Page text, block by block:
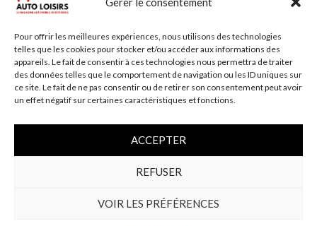
Pour offrir les meilleures expériences, nous utilisons des technologies
telles que les cookies pour stocker et/ou accéder aux informations des
appareils. Le fait de consentir à ces technologies nous permettra de traiter
des données telles que le comportement de navigation ou les ID uniques sur
ce site. Le fait de ne pas consentir ou de retirer son consentement peut avoir
un effet négatif sur certaines caractéristiques et fonctions.
ACCEPTER
REFUSER
VOIR LES PRÉFÉRENCES
Accident Tragique au Port des Flamands à
Cherbourg-en-Cotentin
Accident Tragique dans l'Aisne : Un Homme Meurt
Après des Tonneaux
Accident à Saint-Brieuc de Mauron : Un
Continue
Previous:
Comment préserver sa batterie de voiture par grand